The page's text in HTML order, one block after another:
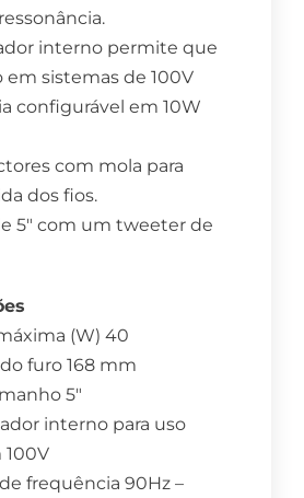
interno permite que
em sistemas de 100V
configurável em 10W
com mola para
dos fios.
5″ com um tweeter de
(W) 40
furo 168 mm
5″
interno para uso
frequência 90Hz –